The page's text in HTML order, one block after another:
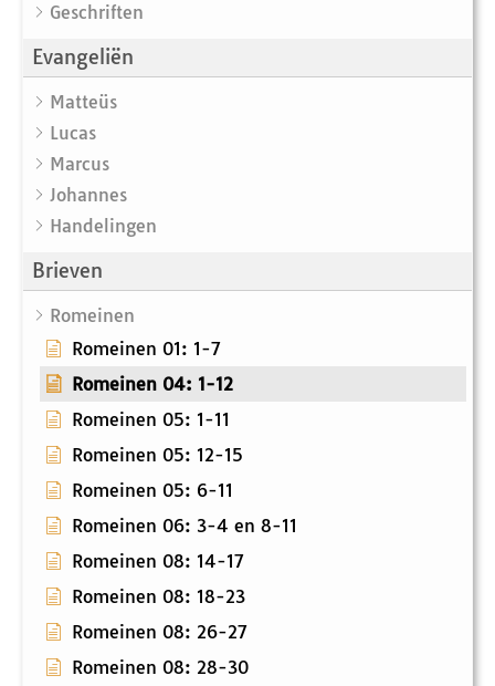
Geschriften
Evangeliën
Matteüs
Lucas
Marcus
Johannes
Handelingen
Brieven
Romeinen
Romeinen 01: 1-7
Romeinen 04: 1-12
Romeinen 05: 1-11
Romeinen 05: 12-15
Romeinen 05: 6-11
Romeinen 06: 3-4 en 8-11
Romeinen 08: 14-17
Romeinen 08: 18-23
Romeinen 08: 26-27
Romeinen 08: 28-30